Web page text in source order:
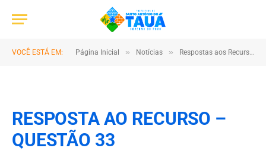
VOCÊ ESTÁ EM: Página Inicial » Notícias » Respostas aos Recursos
RESPOSTA AO RECURSO –
QUESTÃO 33